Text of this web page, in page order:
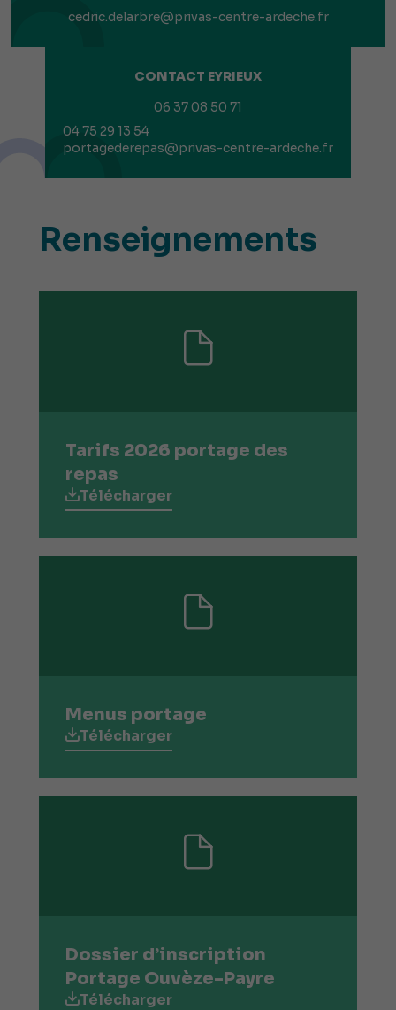
cedric.delarbre@privas-centre-ardeche.fr
CONTACT EYRIEUX
06 37 08 50 71
04 75 29 13 54
portagederepas@privas-centre-ardeche.fr
Renseignements
Tarifs 2026 portage des
repas
Télécharger
Menus portage
Télécharger
Dossier d’inscription
Portage Ouvèze-Payre
Télécharger